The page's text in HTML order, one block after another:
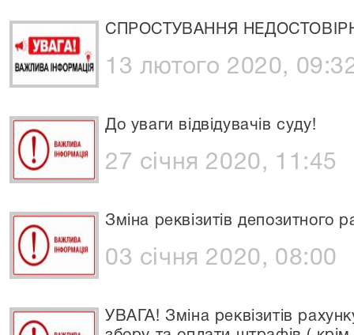
СПРОСТУВАННЯ
13 лютого 2020,
До уваги відвідувачів суду!
27 січня 2020, 11:45
Зміна реквізитів депозитного
03 січня 2020, 08:00
УВАГА! Зміна реквізитів